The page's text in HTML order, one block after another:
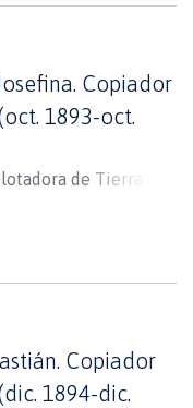
Copiador
1893-oct.
de Tierra del
Copiador
1894-dic.